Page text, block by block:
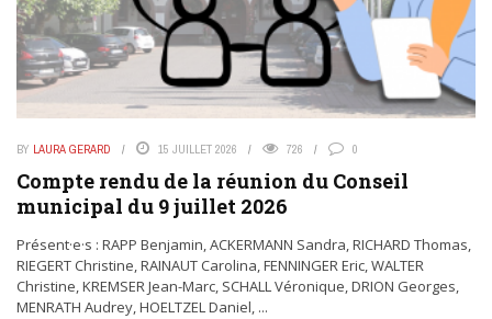
BY LAURA GERARD 15 JUILLET 2026 726 0
Compte rendu de la réunion du Conseil
municipal du 9 juillet 2026
Présent·e·s : RAPP Benjamin, ACKERMANN Sandra, RICHARD Thomas,
RIEGERT Christine, RAINAUT Carolina, FENNINGER Eric, WALTER
Christine, KREMSER Jean-Marc, SCHALL Véronique, DRION Georges,
MENRATH Audrey, HOELTZEL Daniel, ...